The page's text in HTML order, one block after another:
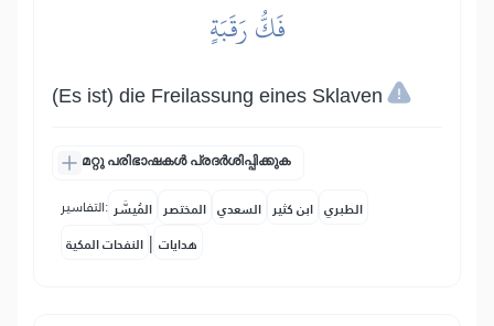
فَكُّ رَقَبَةٍ
(Es ist) die Freilassung eines Sklaven
മറ്റു പരിഭാഷകൾ പ്രദർശിപ്പിക്കുക
التفاسير: المُيسَّر المختصر السعدي ابن كثير الطبري
النفحات المكية | هدايات